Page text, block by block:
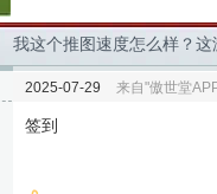
我这个推图速度怎么样？这
2025-07-29 来自"傲世堂
签到